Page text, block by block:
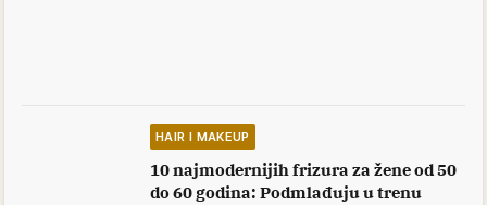
HAIR I MAKEUP
10 najmodernijih frizura za žene od 50
do 60 godina: Podmlađuju u trenu